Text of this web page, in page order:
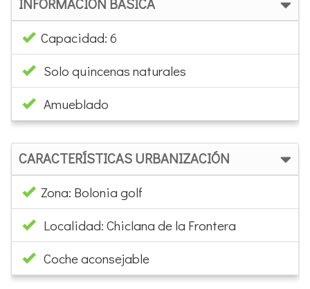
CARACTERÍSTICAS URBANIZACIÓN
Zona: Bolonia golf
Localidad: Chiclana de la Frontera
Coche aconsejable
CARACTERÍSTICAS VIVIENDA
Salón comedor
Baños: 3